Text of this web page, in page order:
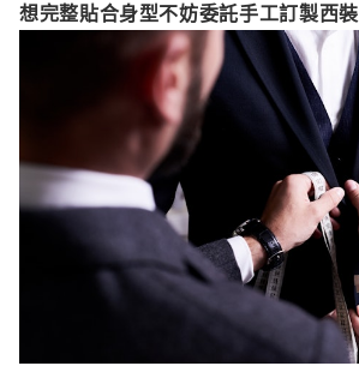
想完整貼合身型不妨委託手工訂製西裝